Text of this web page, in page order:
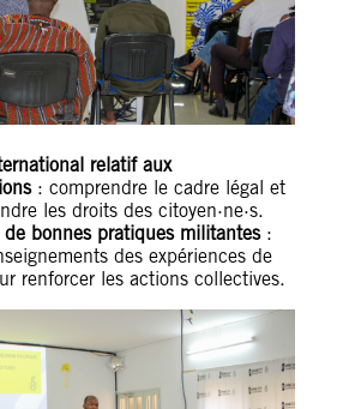
relatif aux
: comprendre le cadre légal et
les droits des citoyen·ne·s.
de bonnes pratiques militantes:
des expériences de
renforcer les actions collectives.